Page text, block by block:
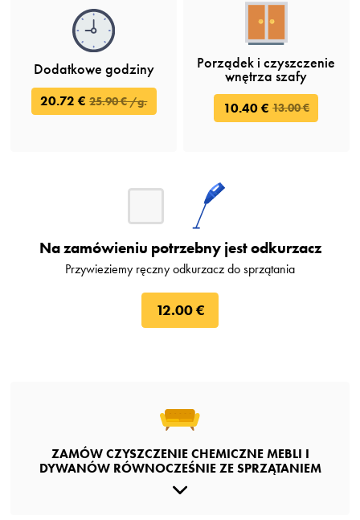
Dodatkowe godziny
20.72 € 25.90 € /g.
Porządek i czyszczenie
wnętrza szafy
10.40 € 13.00 €
Na zamówieniu potrzebny jest odkurzacz
Przywieziemy ręczny odkurzacz do sprzątania
12.00 €
ZAMÓW CZYSZCZENIE CHEMICZNE MEBLI I
DYWANÓW RÓWNOCZEŚNIE ZE SPRZĄTANIEM